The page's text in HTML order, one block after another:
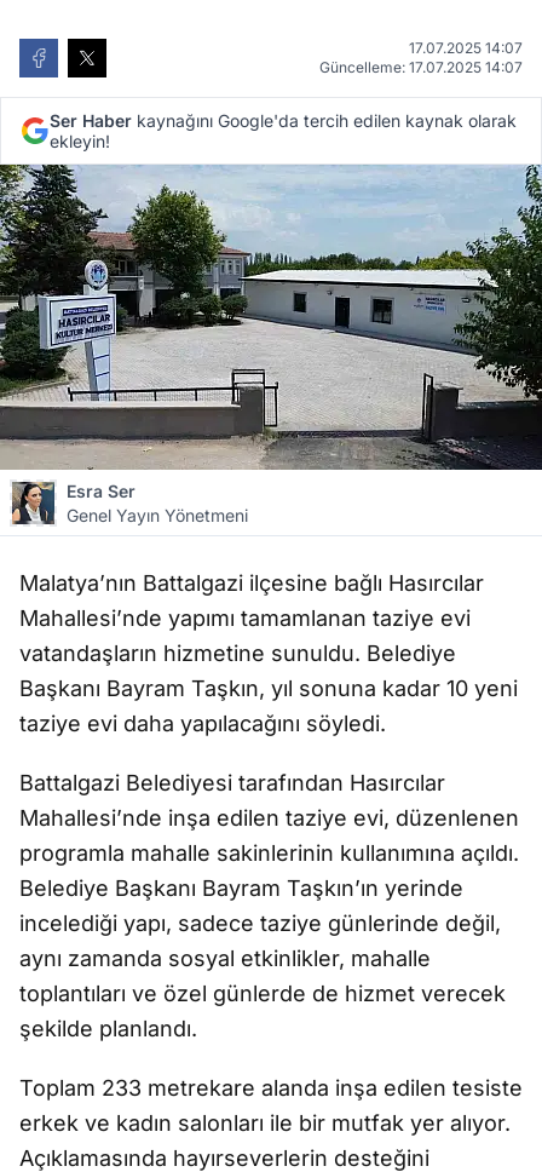
17.07.2025 14:07
Güncelleme: 17.07.2025 14:07
Ser Haber kaynağını Google'da tercih edilen kaynak olarak
ekleyin!
Esra Ser
Genel Yayın Yönetmeni
Malatya’nın Battalgazi ilçesine bağlı Hasırcılar
Mahallesi’nde yapımı tamamlanan taziye evi
vatandaşların hizmetine sunuldu. Belediye
Başkanı Bayram Taşkın, yıl sonuna kadar 10 yeni
taziye evi daha yapılacağını söyledi.
Battalgazi Belediyesi tarafından Hasırcılar
Mahallesi’nde inşa edilen taziye evi, düzenlenen
programla mahalle sakinlerinin kullanımına açıldı.
Belediye Başkanı Bayram Taşkın’ın yerinde
incelediği yapı, sadece taziye günlerinde değil,
aynı zamanda sosyal etkinlikler, mahalle
toplantıları ve özel günlerde de hizmet verecek
şekilde planlandı.
Toplam 233 metrekare alanda inşa edilen tesiste
erkek ve kadın salonları ile bir mutfak yer alıyor.
Açıklamasında hayırseverlerin desteğini